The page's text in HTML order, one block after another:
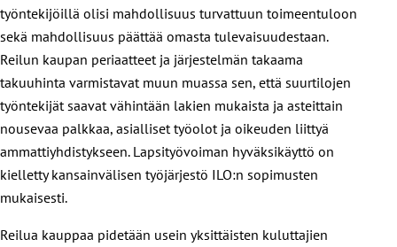
työntekijöillä olisi mahdollisuus turvattuun toimeentuloon
sekä mahdollisuus päättää omasta tulevaisuudestaan.
Reilun kaupan periaatteet ja järjestelmän takaama
takuuhinta varmistavat muun muassa sen, että suurtilojen
työntekijät saavat vähintään lakien mukaista ja asteittain
nousevaa palkkaa, asialliset työolot ja oikeuden liittyä
ammattiyhdistykseen. Lapsityövoiman hyväksikäyttö on
kielletty kansainvälisen työjärjestö ILO:n sopimusten
mukaisesti.
Reilua kauppaa pidetään usein yksittäisten kuluttajien